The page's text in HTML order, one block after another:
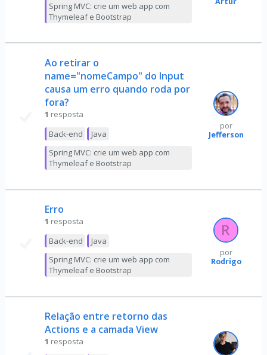
Spring MVC: crie um web app com
Thymeleaf e Bootstrap
Ao retirar o
name="nomeCampo" do Input
causa um erro quando roda por
fora?
1 resposta
Back-end
Java
Spring MVC: crie um web app com
Thymeleaf e Bootstrap
por
Jefferson
Erro
1 resposta
Back-end
Java
Spring MVC: crie um web app com
Thymeleaf e Bootstrap
por
Rodrigo
Relação entre retorno das
Actions e a camada View
1 resposta